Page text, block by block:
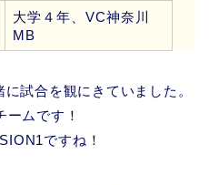
大学４年、VC神奈川
MB
試合を観にきていました。
ムです！
ですね！